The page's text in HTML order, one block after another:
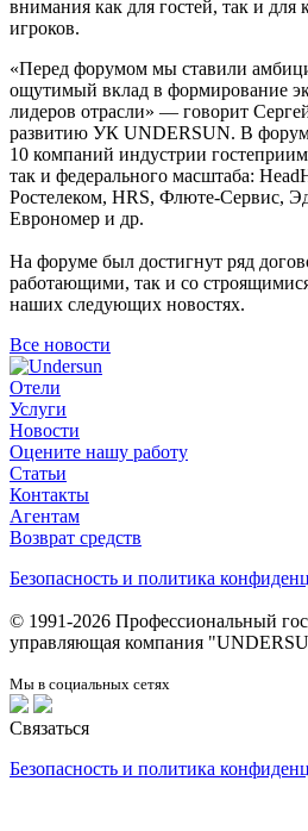
внимания как для гостей, так и
игроков.
«Перед форумом мы ставили
ощутимый вклад в формирование
лидеров отрасли» — говорит
развитию УК UNDERSUN. В
10 компаний индустрии
так и федерального масштаба:
Ростелеком, HRS, Флюте-Сервис,
Еврономер и др.
На форуме был достигнут ряд
работающими, так и со
наших следующих новостях.
Все новости
Отели
Услуги
Новости
Оцените нашу работу
Статьи
Контакты
Агентам
Возврат средств
Безопасность и политика
© 1991-2026 Профессиональный
управляющая компания
Мы в социальных сетях
Связаться
Безопасность и политика